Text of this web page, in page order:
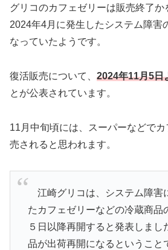
グリコのカフェゼリーは販売終了か
2024年4月に発生したシステム障害
なっていたようです。
復活販売について、 2024年11月5日
とが公表されています。
11月中旬頃には、スーパーなどで
売されると思われます。
江崎グリコは、システム障害
たカフェゼリーなどの冷蔵商品
５日以降再開すると発表しまし
品が出荷再開になるということ